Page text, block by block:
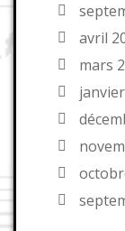
avril
mars